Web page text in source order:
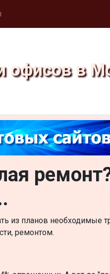
офисов в
из планов необходимые
ремонтом.